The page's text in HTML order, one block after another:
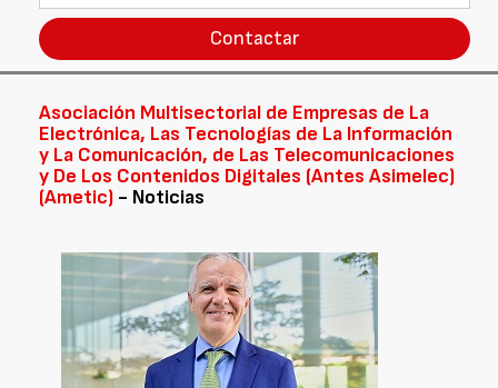
Contactar
Asociación Multisectorial de Empresas de La
Electrónica, Las Tecnologías de La Información
y La Comunicación, de Las Telecomunicaciones
y De Los Contenidos Digitales (Antes Asimelec)
(Ametic) - Noticias